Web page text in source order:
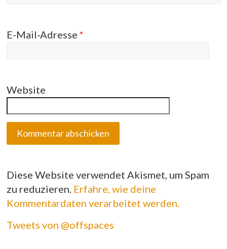
E-Mail-Adresse*
Website
Diese Website verwendet Akismet, um Spam
zu reduzieren. Erfahre, wie deine
Kommentardaten verarbeitet werden.
Tweets von @offspaces